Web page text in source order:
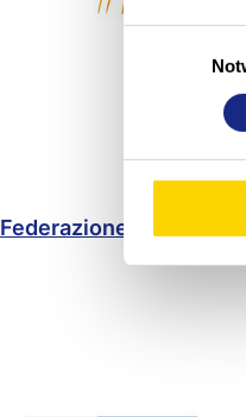
Federazione tedesca